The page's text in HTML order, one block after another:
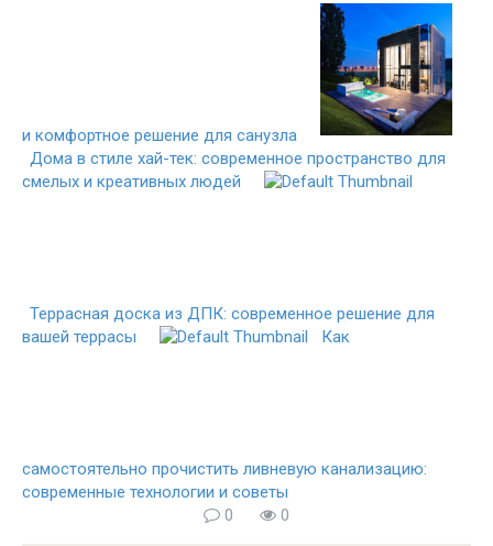
и комфортное решение для санузла
Дома в стиле хай-тек: современное пространство для
смелых и креативных людей
Террасная доска из ДПК: современное решение для
вашей террасы
Как
самостоятельно прочистить ливневую канализацию:
современные технологии и советы
0
0